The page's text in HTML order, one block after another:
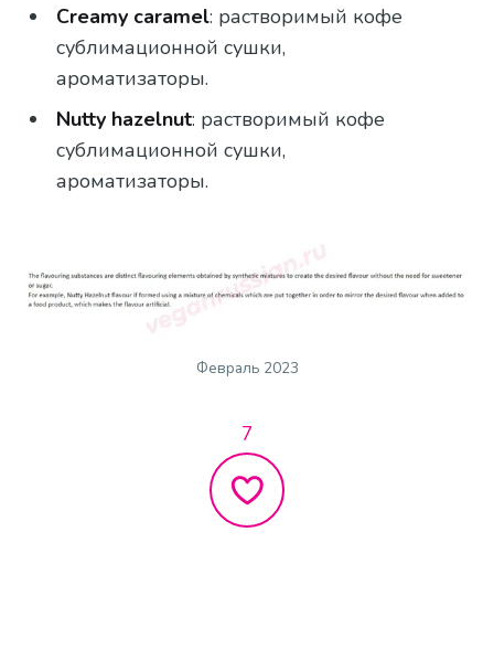
Creamy caramel: растворимый кофе
сублимационной сушки,
ароматизаторы.
Nutty hazelnut: растворимый кофе
сублимационной сушки,
ароматизаторы.
Февраль 2023
7